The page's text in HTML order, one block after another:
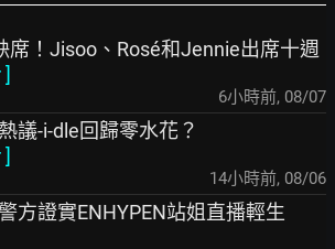
席！Jisoo、Rosé和Jennie出席十週
]
6小時前, 08/07
議-i-dle回歸零水花？
]
14小時前, 08/06
方證實ENHYPEN站姐直播輕生